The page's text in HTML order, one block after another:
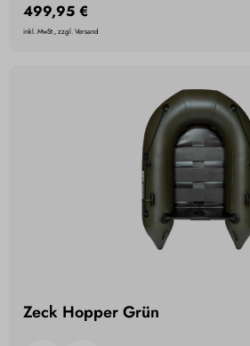
499,95 €
inkl. MwSt., zzgl. Versand
Zeck Hopper Grün